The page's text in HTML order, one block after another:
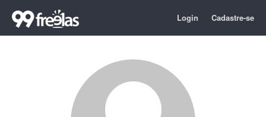
Login Cadastre-se